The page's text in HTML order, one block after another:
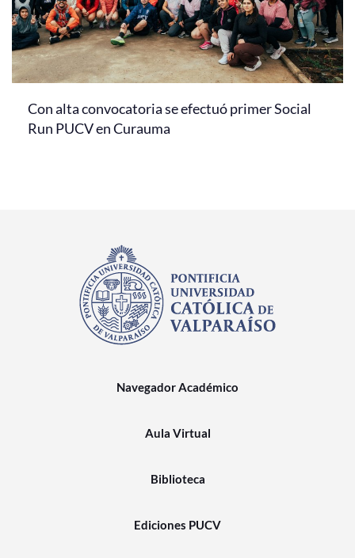
Con alta convocatoria se efectuó primer Social
Run PUCV en Curauma
Navegador Académico
Aula Virtual
Biblioteca
Ediciones PUCV